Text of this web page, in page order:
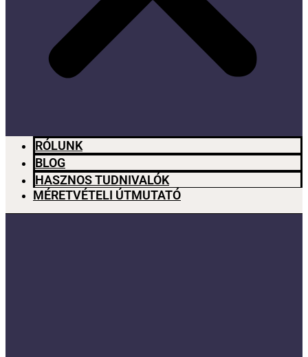
RÓLUNK
BLOG
HASZNOS TUDNIVALÓK
MÉRETVÉTELI ÚTMUTATÓ